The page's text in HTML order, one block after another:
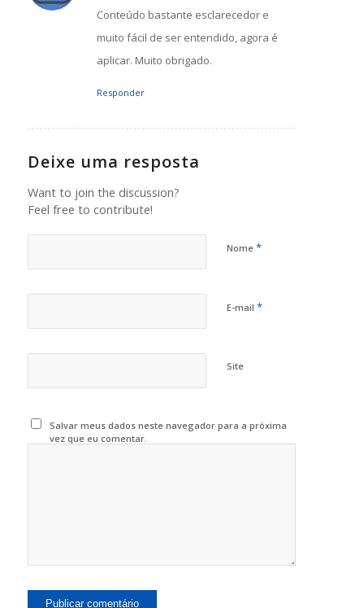
Conteúdo bastante esclarecedor e
muito fácil de ser entendido, agora é
aplicar. Muito obrigado.
Responder
Deixe uma resposta
Want to join the discussion?
Feel free to contribute!
Nome *
E-mail *
Site
Salvar meus dados neste navegador para a próxima
vez que eu comentar.